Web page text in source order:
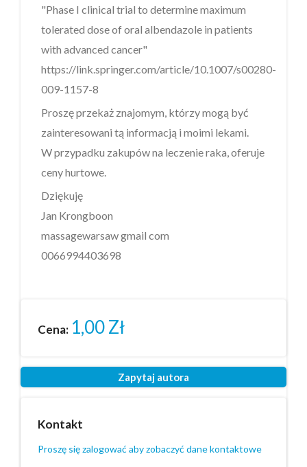
"Phase I clinical trial to determine maximum
tolerated dose of oral albendazole in patients
with advanced cancer"
https://link.springer.com/article/10.1007/s00280-
009-1157-8
Proszę przekaż znajomym, którzy mogą być
zainteresowani tą informacją i moimi lekami.
W przypadku zakupów na leczenie raka, oferuje
ceny hurtowe.
Dziękuję
Jan Krongboon
massagewarsaw gmail com
0066994403698
Cena: 1,00Zł
Zapytaj autora
Kontakt
Proszę się zalogować aby zobaczyć dane kontaktowe